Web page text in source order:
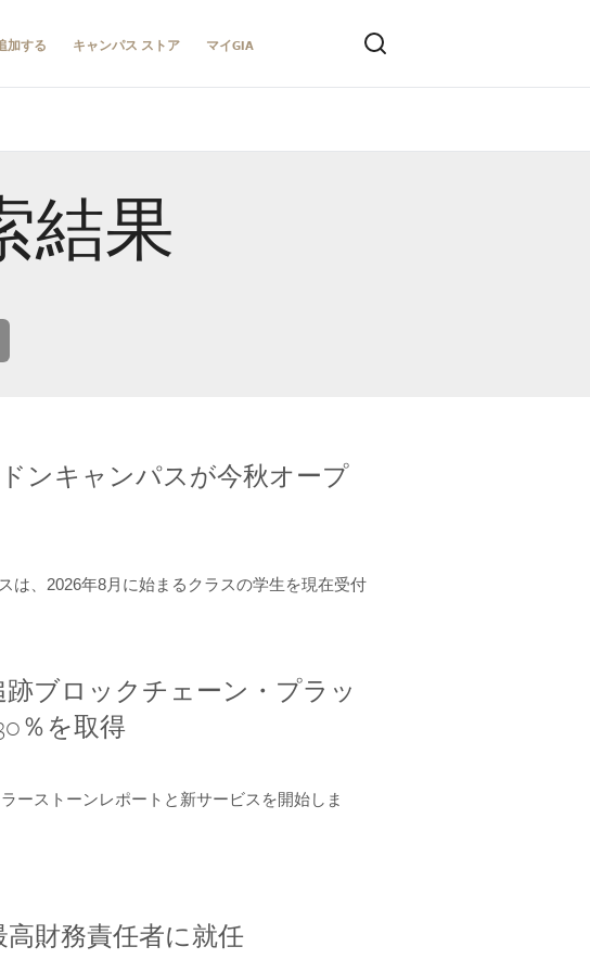
加する キャンパス ストア マイGIA
結果
ンキャンパスが今秋オープ
は、2026年8月に始まるクラスの学生を現在受付
ブロックチェーン・プラッ
％を取得
ーストーンレポートと新サービスを開始しま
財務責任者に就任